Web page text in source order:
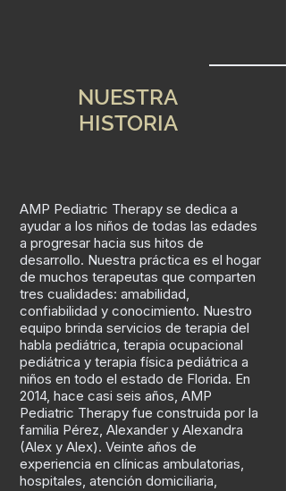
NUESTRA
HISTORIA
AMP Pediatric Therapy se dedica a
ayudar a los niños de todas las edades
a progresar hacia sus hitos de
desarrollo. Nuestra práctica es el hogar
de muchos terapeutas que comparten
tres cualidades: amabilidad,
confiabilidad y conocimiento. Nuestro
equipo brinda servicios de terapia del
habla pediátrica, terapia ocupacional
pediátrica y terapia física pediátrica a
niños en todo el estado de Florida. En
2014, hace casi seis años, AMP
Pediatric Therapy fue construida por la
familia Pérez, Alexander y Alexandra
(Alex y Alex). Veinte años de
experiencia en clínicas ambulatorias,
hospitales, atención domiciliaria,